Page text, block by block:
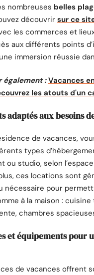
nombreuses belles
découvrir sur ce
les commerces et
aux différents points
immersion réussie
également : Vacances
les atouts d'un
adaptés aux besoins
de vacances,
types
ou studio, selon
ces locations sont
nécessaire pour
à la maison :
chambres
et équipements pour
de vacances offrent